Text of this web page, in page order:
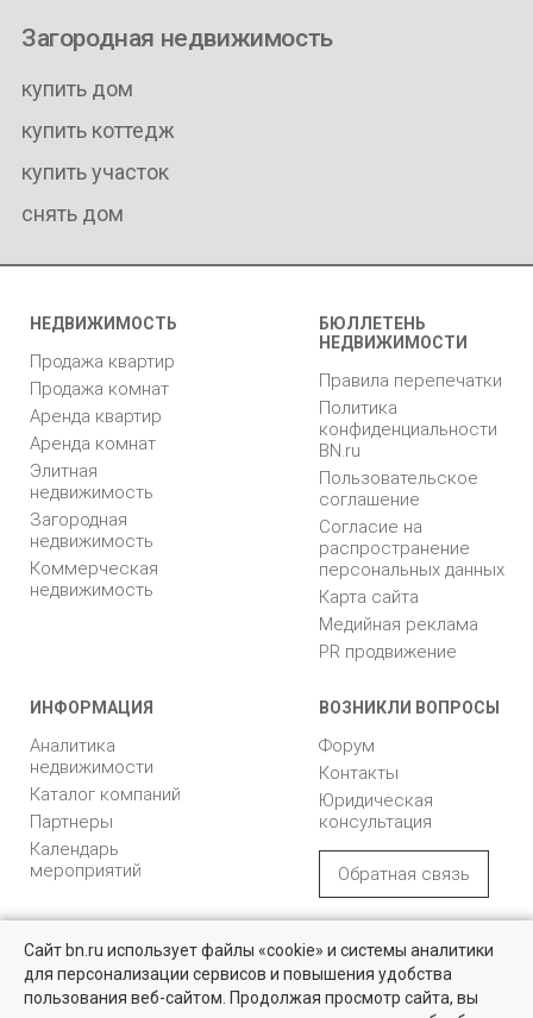
Загородная недвижимость
купить дом
купить коттедж
купить участок
снять дом
НЕДВИЖИМОСТЬ
Продажа квартир
Продажа комнат
Аренда квартир
Аренда комнат
Элитная
недвижимость
Загородная
недвижимость
Коммерческая
недвижимость
БЮЛЛЕТЕНЬ
НЕДВИЖИМОСТИ
Правила перепечатки
Политика
конфиденциальности
BN.ru
Пользовательское
соглашение
Согласие на
распространение
персональных данных
Карта сайта
Медийная реклама
PR продвижение
ИНФОРМАЦИЯ
Аналитика
недвижимости
Каталог компаний
Партнеры
Календарь
мероприятий
ВОЗНИКЛИ ВОПРОСЫ
Форум
Контакты
Юридическая
консультация
Обратная связь
с ограниченной
ответственностью
"Управляющая
«БН»
196105, Санкт-
Петербург, пр. Юрия
Сайт bn.ru использует файлы «cookie» и системы аналитики
для персонализации сервисов и повышения удобства
пользования веб-сайтом. Продолжая просмотр сайта, вы